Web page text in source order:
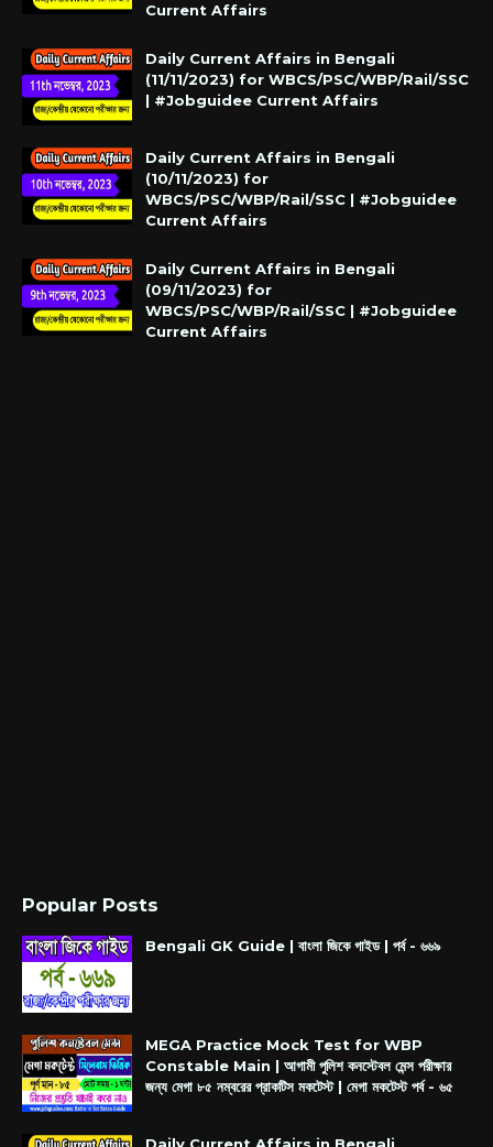
Current Affairs
Daily Current Affairs in Bengali
(11/11/2023) for WBCS/PSC/WBP/Rail/SSC
| #Jobguidee Current Affairs
Daily Current Affairs in Bengali
(10/11/2023) for
WBCS/PSC/WBP/Rail/SSC | #Jobguidee
Current Affairs
Daily Current Affairs in Bengali
(09/11/2023) for
WBCS/PSC/WBP/Rail/SSC | #Jobguidee
Current Affairs
Popular Posts
Bengali GK Guide | বাংলা জিকে গাইড | পর্ব - ৬৬৯
MEGA Practice Mock Test for WBP
Constable Main | আগামী পুলিশ কনস্টেবল মেন্স পরীক্ষার
জন্য মেগা ৮৫ নম্বরের প্রাকটিস মকটেস্ট | মেগা মকটেস্ট পর্ব - ৬৫